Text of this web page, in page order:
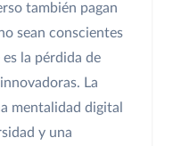
también pagan
sean conscientes
la pérdida de
La
mentalidad digital
y una